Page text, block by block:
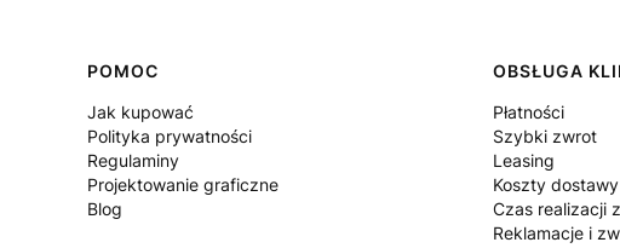
POMOC
Jak kupować
Polityka prywatności
Regulaminy
Projektowanie graficzne
Blog
OBSŁUGA
Płatności
Szybki zwrot
Leasing
Koszty dostawy
Czas realizacji
Reklamacje i